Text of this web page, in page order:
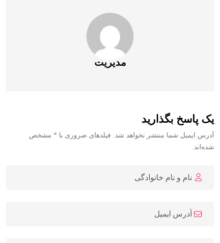
مدیریت
یک پاسخ بگذارید
آدرس ایمیل شما منتشر نخواهد شد. فیلدهای ضروری با * مشخص
شده‌اند.